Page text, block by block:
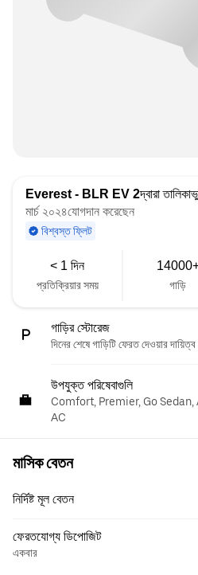
Everest - BLR EV 2দ্বারা
মার্চ ২০২৪যোগদান করেছেন
বিশ্বস্ত ফ্লিট
< 1 দিন
প্রতিক্রিয়ার সময় গাড়ি
গাড়ির স্টোরেজ
দিনের শেষে গাড়িটি ফেরত দেওয়ার
উপযুক্ত পরিষেবাগুলি
Comfort, Premier, Go
AC
মাসিক বেতন
নির্দিষ্ট মূল বেতন
ফেরতযোগ্য ডিপোজিট
একবার